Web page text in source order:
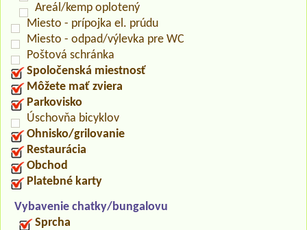
Areál/kemp oplotený
Miesto - prípojka el. prúdu
Miesto - odpad/výlevka pre WC
Poštová schránka
Spoločenská miestnosť
Môžete mať zviera
Parkovisko
Úschovňa bicyklov
Ohnisko/grilovanie
Restaurácia
Obchod
Platebné karty
Vybavenie chatky/bungalovu
Sprcha